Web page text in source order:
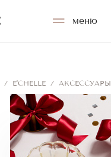
меню
/ E'CHELLE / АКСЕССУАРЫ